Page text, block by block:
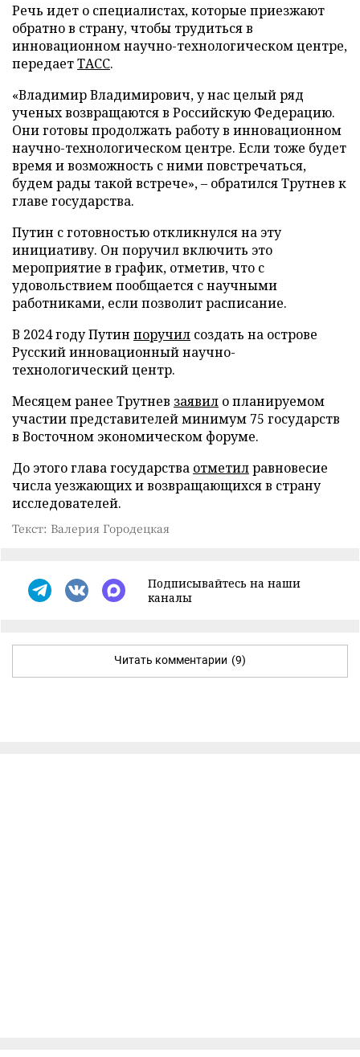
Речь идет о специалистах, которые приезжают
обратно в страну, чтобы трудиться в
инновационном научно-технологическом центре,
передаетТАСС.
«Владимир Владимирович, у нас целый ряд
ученых возвращаются в Российскую Федерацию.
Они готовы продолжать работу в инновационном
научно-технологическом центре. Если тоже будет
время и возможность с ними повстречаться,
будем рады такой встрече», – обратился Трутнев к
главе государства.
Путин с готовностью откликнулся на эту
инициативу. Он поручил включить это
мероприятие в график, отметив, что с
удовольствием пообщается с научными
работниками, если позволит расписание.
В 2024 году Путин поручил создать на острове
Русский инновационный научно-
технологический центр.
Месяцем ранее Трутнев заявил о планируемом
участии представителей минимум 75 государств
в Восточном экономическом форуме.
До этого глава государства отметилравновесие
числа уезжающих и возвращающихся в страну
исследователей.
Текст: Валерия Городецкая
Подписывайтесь на наши
каналы
Читать комментарии (9)